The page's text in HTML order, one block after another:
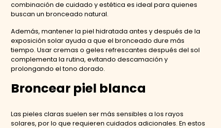
combinación de cuidado y estética es ideal para quienes
buscan un bronceado natural.
Además, mantener la piel hidratada antes y después de la
exposición solar ayuda a que el bronceado dure más
tiempo. Usar cremas o geles refrescantes después del sol
complementa la rutina, evitando descamación y
prolongando el tono dorado.
Broncear piel blanca
Las pieles claras suelen ser más sensibles a los rayos
solares, por lo que requieren cuidados adicionales. En estos